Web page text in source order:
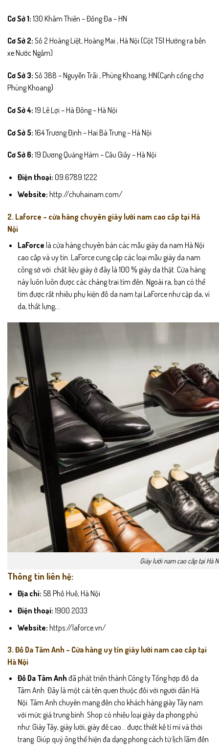
Cơ Sở 1: 130 Khâm Thiên – Đống Đa – HN
Cơ Sở 2: Số 2 Hoàng Liệt, Hoàng Mai , Hà Nội (Cột T51 Hướng ra bến
xe Nước Ngầm)
Cơ Sở 3: Số 388 – Nguyễn Trãi , Phùng Khoang, HN(Cạnh cổng chợ
Phùng Khoang)
Cơ Sở 4: 19 Lê Lợi – Hà Đông – Hà Nội
Cơ Sở 5: 164 Trương Định – Hai Bà Trưng – Hà Nội
Cơ Sở 6: 19 Dương Quảng Hàm – Cầu Giấy – Hà Nội
Điện thoại: 09.6789.1222
Website: http://chuhainam.com/
2. Laforce – cửa hàng chuyên giày lười nam cao cấp tại Hà
Nội
LaForce là cửa hàng chuyên bán các mẫu giày da nam Hà Nội
cao cấp và uy tín. LaForce cung cấp các loại mẫu giày da nam
công sở với chất liệu giày ở đây là 100 % giày da thật. Cửa hàng
này luôn luôn được các chàng trai tìm đến. Ngoài ra, bạn có thể
tìm được rất nhiều phụ kiện đồ da nam tại LaForce như cặp da, ví
da, thắt lưng,…
Giày lười nam cao cấp tại Hà
Thông tin liên hệ:
Địa chỉ: 58 Phố Huế, Hà Nội
Điện thoại: 1900 2033
Website: https://laforce.vn/
3. Đồ Da Tâm Anh – Cửa hàng uy tín giày lười nam cao cấp tại
Hà Nội
Đồ Da Tâm Anh đã phát triển thành Công ty Tổng hợp đồ da
Tâm Anh. Đây là một cái tên quen thuộc đối với người dân Hà
Nội. Tâm Anh chuyên mang đến cho khách hàng giày Tây nam
với mức giá trung bình. Shop có nhiều loại giày da phong phú
như: Giày Tây, giày lười, giày đế cao… được thiết kế tỉ mỉ và thời
trang. Giúp quý ông thể hiện đa dạng phong cách từ lịch lãm đến